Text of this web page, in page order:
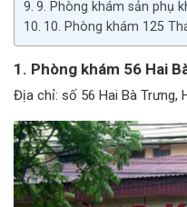
9. Phòng khám sản phụ
10. Phòng khám 125
1. Phòng khám 56 Hai
Địa chỉ: số 56 Hai Bà Trưng,